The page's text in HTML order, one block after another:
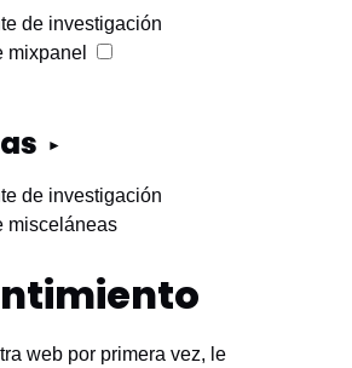
de investigación
mixpanel
de investigación
misceláneas
web por primera vez, le